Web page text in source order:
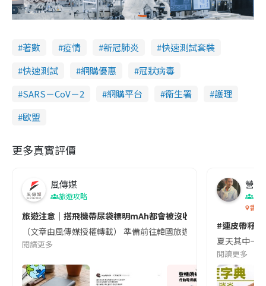
著數 疫情 新冠肺炎
快速測試套裝
快速測試
網購優惠
冠狀病毒
SARS－CoV－2
網購平台 衞生署
護理
歐盟
更多真實評價
風傳媒
旅遊攻略
旅遊注意｜搭飛機帶尿袋標明mAh都會被沒收😱出發前切記檢查
（文章由風傳媒授權轉載） 準備前往韓國旅遊的民眾，近期要
閱讀更多
營養
香港
#連皮帶籽
夏天其中一
閱讀更多